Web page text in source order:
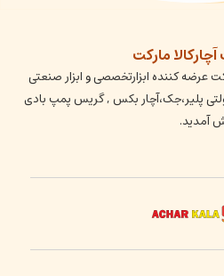
آچارکالا مارکت
عرضه کننده ابزارتخصصی و ابزار صنعتی
پلیر،جک،آچار بکس , گریس پمپ بادی
آمدید.